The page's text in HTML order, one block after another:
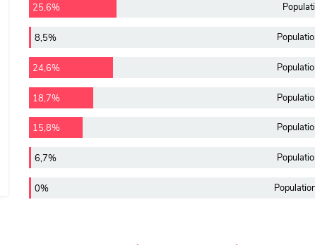
25,6%
8,5%
24,6%
18,7%
15,8%
6,7%
0%